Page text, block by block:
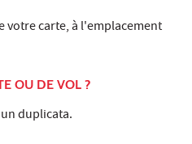
votre carte, à l'emplacement
OU DE VOL ?
duplicata.